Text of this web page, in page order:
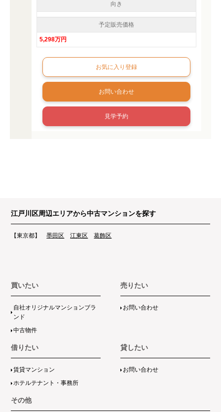
向き
予定販売価格
5,298万円
お問い合わせ
見学予約
江戸川区周辺エリアから中古マンションを探す
【東京都】 墨田区 江東区 葛飾区
買いたい
自社オリジナルマンションブラ
ンド
中古物件
売りたい
お問い合わせ
借りたい
賃貸マンション
ホテルテナント・事務所
貸したい
お問い合わせ
その他